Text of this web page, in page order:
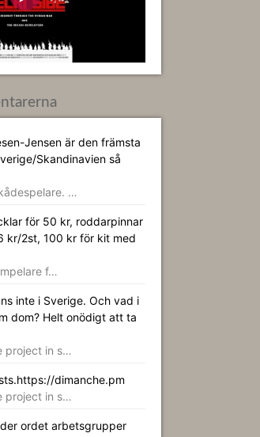
Jensen är den främsta
Skandinavien så
…
för 50 kr, roddarpinnar
kr/2st, 100 kr för kit med
f…
inte i Sverige. Och vad i
dom? Helt onödigt att ta
project in s…
dimanche.pm
project in s…
ordet arbetsgrupper